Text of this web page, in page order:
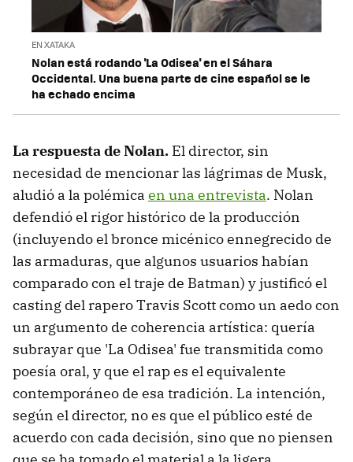
EN XATAKA
Nolan está rodando 'La Odisea' en el Sáhara
Occidental. Una buena parte de cine español se le
ha echado encima
La respuesta de Nolan. El director, sin
necesidad de mencionar las lágrimas de Musk,
aludió a la polémica en una entrevista. Nolan
defendió el rigor histórico de la producción
(incluyendo el bronce micénico ennegrecido de
las armaduras, que algunos usuarios habían
comparado con el traje de Batman) y justificó el
casting del rapero Travis Scott como un aedo con
un argumento de coherencia artística: quería
subrayar que 'La Odisea' fue transmitida como
poesía oral, y que el rap es el equivalente
contemporáneo de esa tradición. La intención,
según el director, no es que el público esté de
acuerdo con cada decisión, sino que no piensen